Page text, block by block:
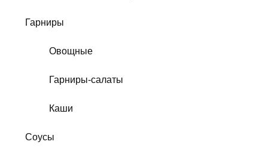
Гарниры
Овощные
Гарниры-салаты
Каши
Соусы